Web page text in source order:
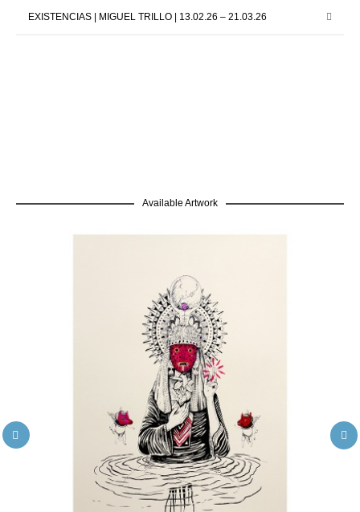
EXISTENCIAS | MIGUEL TRILLO | 13.02.26 – 21.03.26
Available Artwork